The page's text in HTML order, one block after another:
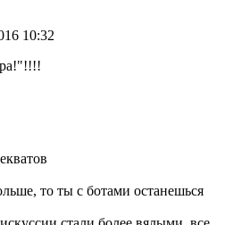
10:32
то ты с ботами останешься